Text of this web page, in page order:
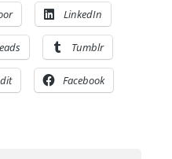
LinkedIn
Tumblr
Facebook